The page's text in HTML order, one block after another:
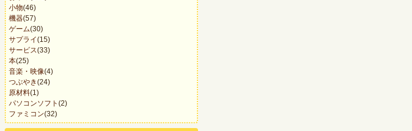
小物(46)
機器(57)
ゲーム(30)
サプライ(15)
サービス(33)
本(25)
音楽・映像(4)
つぶやき(24)
原材料(1)
パソコンソフト (2)
ファミコン(32)